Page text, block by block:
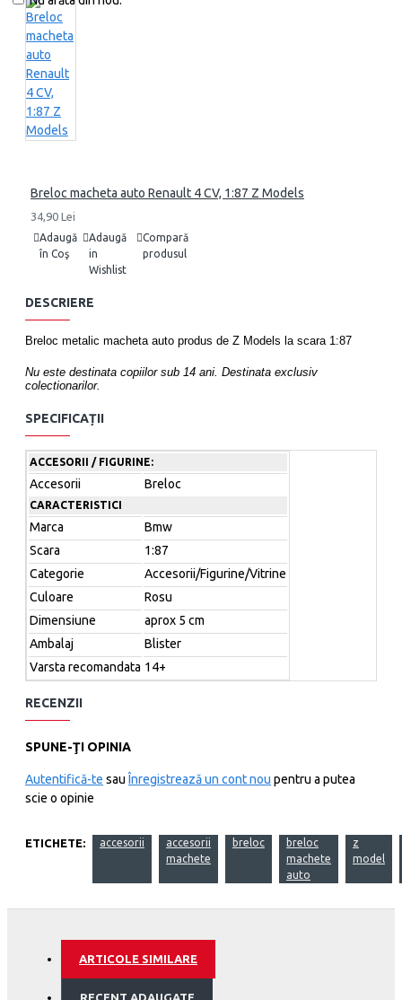
Breloc macheta auto Renault 4 CV, 1:87 Z Models
34,90 Lei
Adaugă
în Coş
Adaugă
in
Wishlist
Compară
produsul
DESCRIERE
Breloc metalic macheta auto produs de Z Models la scara 1:87
Nu este destinata copiilor sub 14 ani. Destinata exclusiv
colectionarilor.
Comenzi telefonice:+40729067580
Comenzi email:
elena_laurentiu [at] yahoo.com ; autosworld.ro @
gmail.com
SPECIFICAȚII
ACCESORII / FIGURINE:
Accesorii Breloc
CARACTERISTICI
Marca
Bmw
Scara
1:87
Categorie
Accesorii/Figurine/Vitrine
Culoare
Rosu
Dimensiune
aprox 5 cm
Ambalaj
Blister
Varsta recomandata 14+
RECENZII
SPUNE-ŢI OPINIA
Autentifică-te sau Înregistrează un cont nou pentru a putea
scie o opinie
ETICHETE: accesorii
accesorii
machete
breloc
breloc
machete
auto
z
model
ARTICOLE SIMILARE
RECENT ADAUGATE